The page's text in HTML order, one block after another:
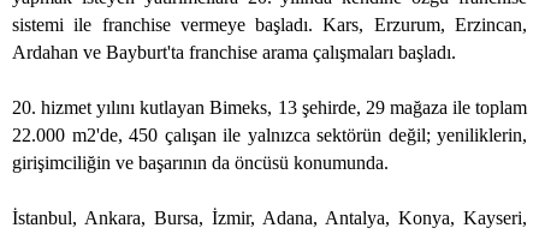
sistemi ile franchise vermeye başladı. Kars, Erzurum, Erzincan,
Ardahan ve Bayburt'ta franchise arama çalışmaları başladı.
20. hizmet yılını kutlayan Bimeks, 13 şehirde, 29 mağaza ile toplam
22.000 m2'de, 450 çalışan ile yalnızca sektörün değil; yeniliklerin,
girişimciliğin ve başarının da öncüsü konumunda.
İstanbul, Ankara, Bursa, İzmir, Adana, Antalya, Konya, Kayseri,